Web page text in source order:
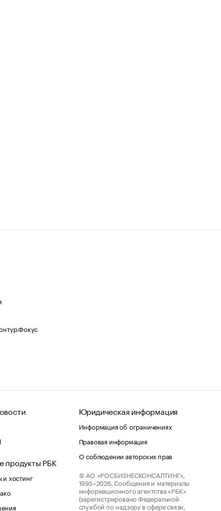
продукты РБК
хостинг
Юридическая информация
Информация об ограничениях
Правовая информация
О соблюдении авторских прав
© АО «РОСБИЗНЕСКОНСАЛТИНГ»,
1995–2026. Сообщения и материалы
информационного агентства «РБК»
(зарегистрировано Федеральной
службой по надзору в сфере связи,